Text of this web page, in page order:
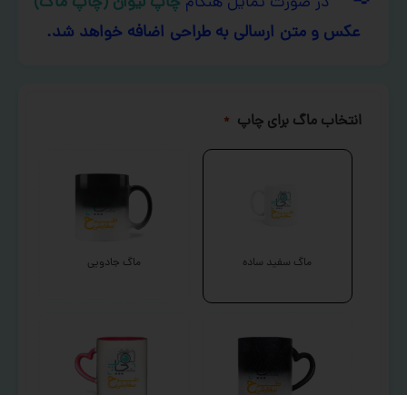
عکس و متن ارسالی به طراحی اضافه خواهد شد.
انتخاب ماگ برای چاپ *
ماگ سفید ساده ماگ جادویی